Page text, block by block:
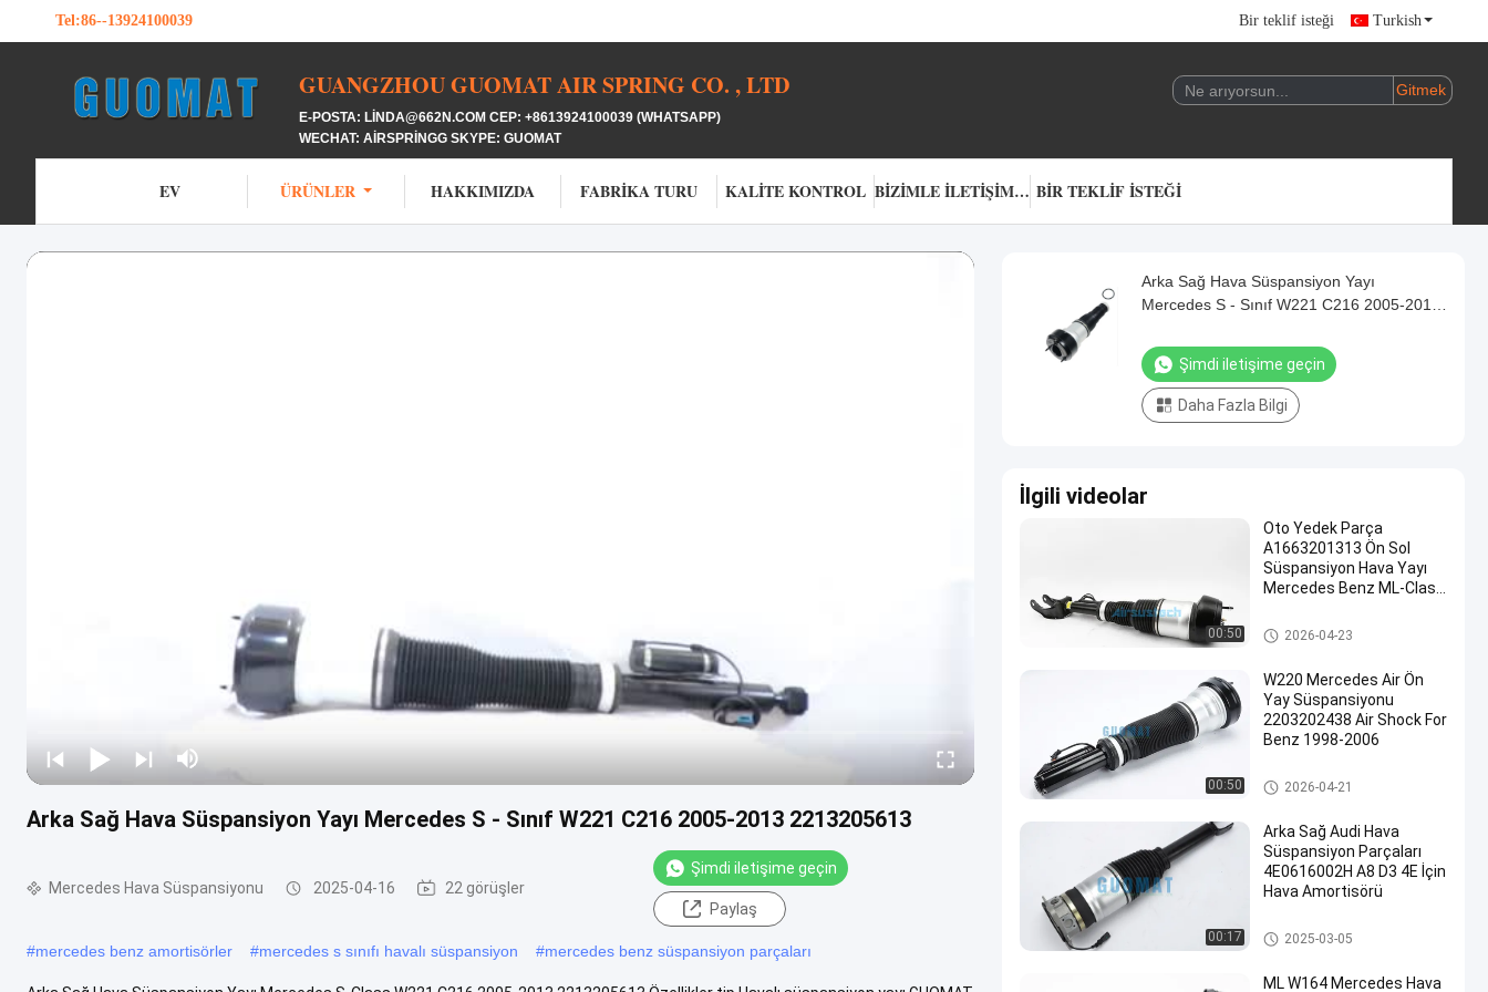
Tel:86--13924100039 Bir teklif isteği Turkish
GUANGZHOU GUOMAT AIR SPRING CO. , LTD
E-POSTA: LINDA@662N.COM CEP: +8613924100039 (WHATSAPP)
WECHAT: AIRSPRINGG SKYPE: GUOMAT
EV ÜRÜNLER HAKKIMIZDA FABRIKA TURU KALITE KONTROL BIZIMLE ILETIŞIME GEÇIN BIR TEKLIF ISTEĞI
Arka Sağ Hava Süspansiyon Yayı Mercedes S - Sınıf W221 C216 2005-2013 2213205613
Mercedes Hava Süspansiyonu 2025-04-16 22 görüşler
Şimdi iletişime geçin
Paylaş
#mercedes benz amortisörler #mercedes s sınıfı havalı süspansiyon #mercedes benz süspansiyon parçaları
Arka Sağ Hava Süspansiyon Yayı
Mercedes S - Sınıf W221 C216 2005-2013
Şimdi iletişime geçin
Daha Fazla Bilgi
İlgili videolar
00:50
Oto Yedek Parça
A1663201313 Ön Sol
Süspansiyon Hava Yayı
Mercedes Benz ML-Class
Mercedes Hava Süspansiyonu
2026-04-23
00:50
W220 Mercedes Air Ön
Yay Süspansiyonu
2203202438 Air Shock For
Benz 1998-2006
Mercedes Hava Süspansiyonu
2026-04-21
00:17
Arka Sağ Audi Hava
Süspansiyon Parçaları
4E0616002H A8 D3 4E İçin
Hava Amortisörü
Audi Hava Süspansiyon Parça
ları
2025-03-05
ML W164 Mercedes Hava